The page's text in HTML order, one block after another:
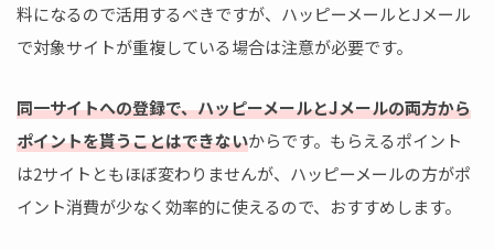
料になるので活用するべきですが、ハッピーメールとJメール
で対象サイトが重複している場合は注意が必要です。
同一サイトへの登録で、ハッピーメールとJメールの両方から
ポイントを貰うことはできないからです。もらえるポイント
は2サイトともほぼ変わりませんが、ハッピーメールの方がポ
イント消費が少なく効率的に使えるので、おすすめします。